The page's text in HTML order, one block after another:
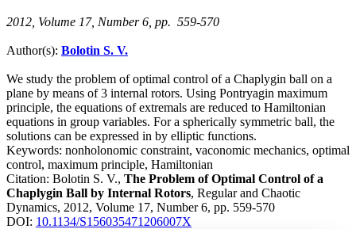
2012, Volume 17, Number 6, pp. 559-570
Author(s): Bolotin S. V.
We study the problem of optimal control of a Chaplygin ball on a
plane by means of 3 internal rotors. Using Pontryagin maximum
principle, the equations of extremals are reduced to Hamiltonian
equations in group variables. For a spherically symmetric ball, the
solutions can be expressed in by elliptic functions.
Keywords: nonholonomic constraint, vaconomic mechanics, optimal
control, maximum principle, Hamiltonian
Citation: Bolotin S. V., The Problem of Optimal Control of a
Chaplygin Ball by Internal Rotors, Regular and Chaotic
Dynamics, 2012, Volume 17, Number 6, pp. 559-570
DOI: 10.1134/S156035471206007X